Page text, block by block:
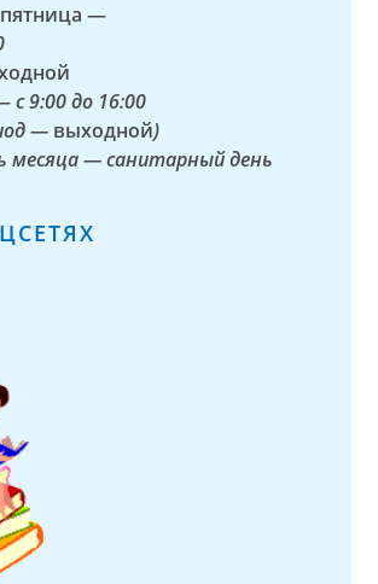
—
с 9:00 до 16:00
— выходной)
месяца — санитарный день